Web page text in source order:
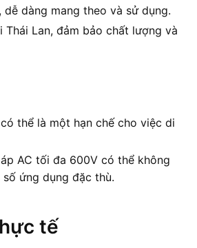
dễ dàng mang theo và sử dụng.
Lan, đảm bảo chất lượng và
thể là một hạn chế cho việc di
AC tối đa 600V có thể không
ứng dụng đặc thù.
tế